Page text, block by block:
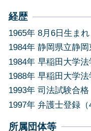
経歴
1965年 8月6日生まれ
1984年 静岡県立静
1984年 早稲田大学
1988年 早稲田大学
1993年 司法試験合格
1997年 弁護士登録（
所属団体等